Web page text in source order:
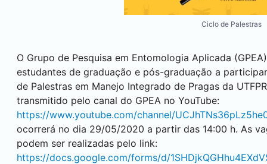
Ciclo de Palestras
O Grupo de Pesquisa em Entomologia Aplicada
estudantes de graduação e pós-graduação a
de Palestras em Manejo Integrado de Pragas da
transmitido pelo canal do GPEA no YouTube:
https://www.youtube.com/channel/
ocorrerá no dia 29/05/2020 a partir das 14:00 h. As
podem ser realizadas pelo link:
https://docs.google.com/forms/d/